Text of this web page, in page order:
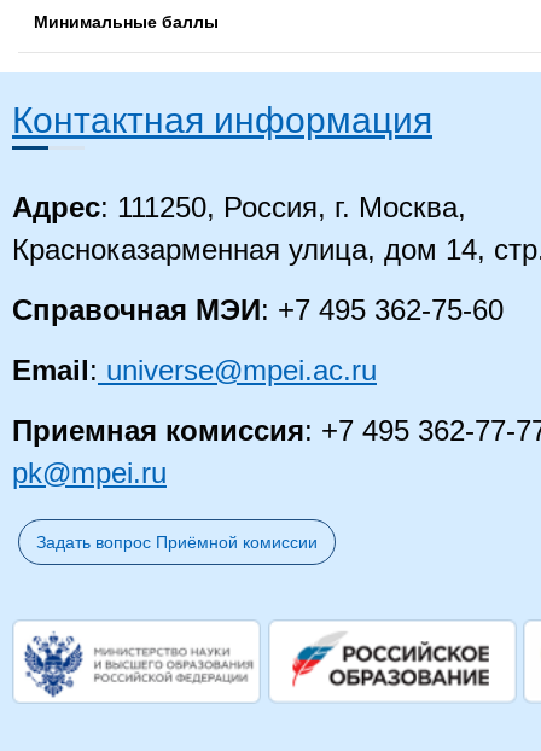
Минимальные баллы
Контактная информация
Адрес: 111250, Россия, г. Москва,
Красноказарменная улица, дом 14,
Справочная МЭИ: +7 495 362-75-60
Email: universe@mpei.ac.ru
Приемная комиссия: +7 495 362-77-
pk@mpei.ru
Задать вопрос Приёмной комиссии